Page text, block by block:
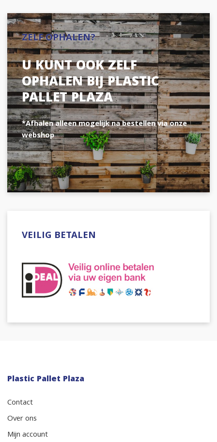
ZELF OPHALEN?
U KUNT OOK ZELF
OPHALEN BIJ PLASTIC
PALLET PLAZA
*Afhalen alleen mogelijk na bestellen via onze
webshop
VEILIG BETALEN
Plastic Pallet Plaza
Contact
Over ons
Mijn account